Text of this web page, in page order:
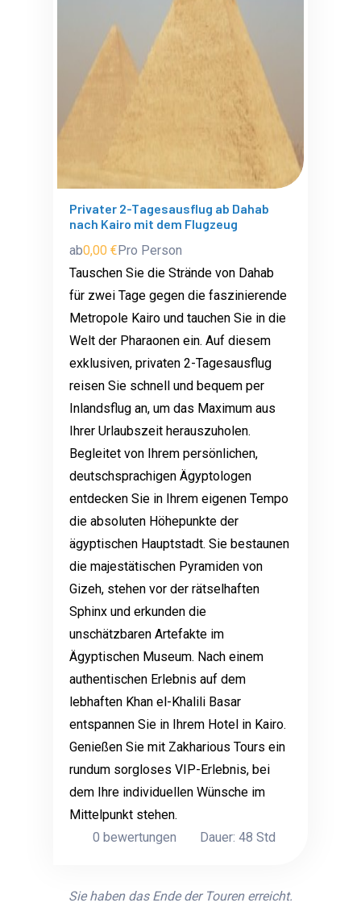
Privater 2-Tagesausflug ab Dahab
nach Kairo mit dem Flugzeug
ab0,00 €Pro Person
Tauschen Sie die Strände von Dahab
für zwei Tage gegen die faszinierende
Metropole Kairo und tauchen Sie in die
Welt der Pharaonen ein. Auf diesem
exklusiven, privaten 2-Tagesausflug
reisen Sie schnell und bequem per
Inlandsflug an, um das Maximum aus
Ihrer Urlaubszeit herauszuholen.
Begleitet von Ihrem persönlichen,
deutschsprachigen Ägyptologen
entdecken Sie in Ihrem eigenen Tempo
die absoluten Höhepunkte der
ägyptischen Hauptstadt. Sie bestaunen
die majestätischen Pyramiden von
Gizeh, stehen vor der rätselhaften
Sphinx und erkunden die
unschätzbaren Artefakte im
Ägyptischen Museum. Nach einem
authentischen Erlebnis auf dem
lebhaften Khan el-Khalili Basar
entspannen Sie in Ihrem Hotel in Kairo.
Genießen Sie mit Zakharious Tours ein
rundum sorgloses VIP-Erlebnis, bei
dem Ihre individuellen Wünsche im
Mittelpunkt stehen.
0 bewertungen
Dauer: 48 Std
Sie haben das Ende der Touren erreicht.